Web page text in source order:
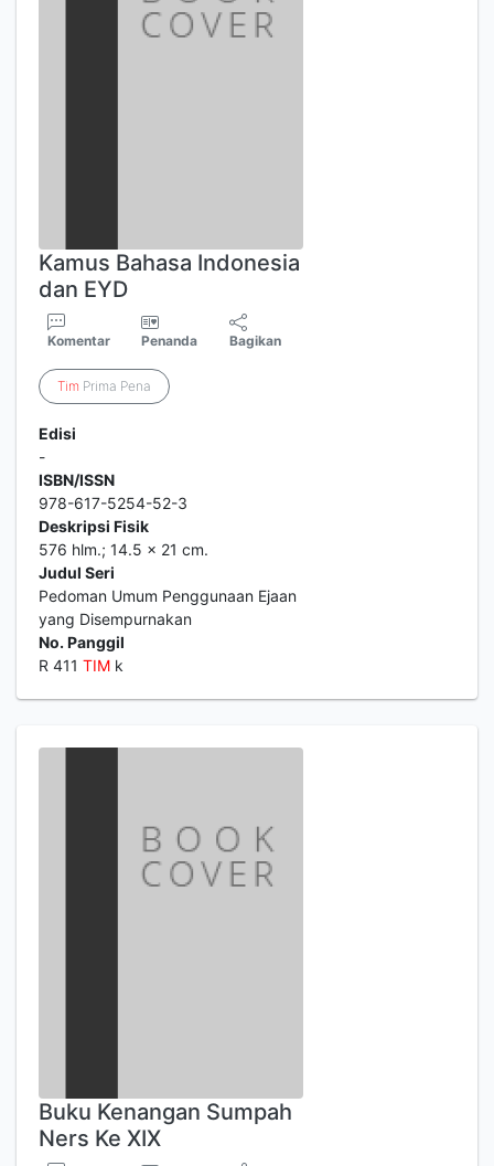
Kamus Bahasa Indonesia
dan EYD
Komentar Penanda Bagikan
Tim Prima Pena
Edisi
-
ISBN/ISSN
978-617-5254-52-3
Deskripsi Fisik
576 hlm.; 14.5 x 21 cm.
Judul Seri
Pedoman Umum Penggunaan Ejaan
yang Disempurnakan
No. Panggil
R 411 TIM k
Buku Kenangan Sumpah
Ners Ke XIX